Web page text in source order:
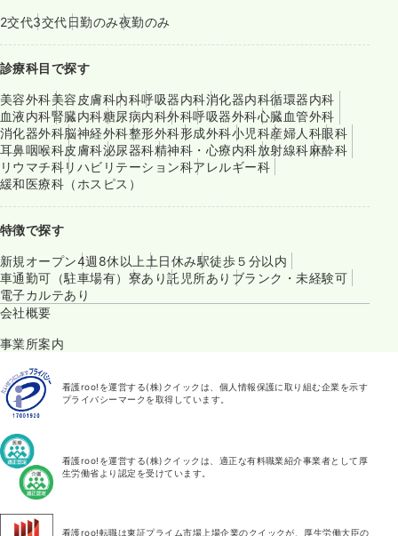
2交代3交代日勤のみ夜勤のみ
診療科目で探す
美容外科美容皮膚科内科呼吸器内科消化器内科循環器内科
血液内科腎臓内科糖尿病内科外科呼吸器外科心臓血管外科
消化器外科脳神経外科整形外科形成外科小児科産婦人科眼科
耳鼻咽喉科皮膚科泌尿器科精神科・心療内科放射線科麻酔科
リウマチ科リハビリテーション科アレルギー科
緩和医療科（ホスピス）
特徴で探す
新規オープン4週8休以上土日休み駅徒歩５分以内
車通勤可（駐車場有） 寮あり託児所あり ブランク・未経験可
電子カルテあり
会社概要
事業所案内
看護roo!を運営する(株)クイックは、個人情報保護に取り組む企業を示す
プライバシーマークを取得しています。
看護roo!を運営する(株)クイックは、適正な有料職業紹介事業者として厚
生労働省より認定を受けています。
看護roo!転職は東証プライム市場上場企業のクイックが、厚生労働大臣の